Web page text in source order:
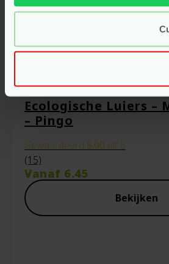
Ecologische Luiers –
– Pingo
Gewaardeerd 5.00 uit 5
(15)
Vanaf 6.45
Bekijken